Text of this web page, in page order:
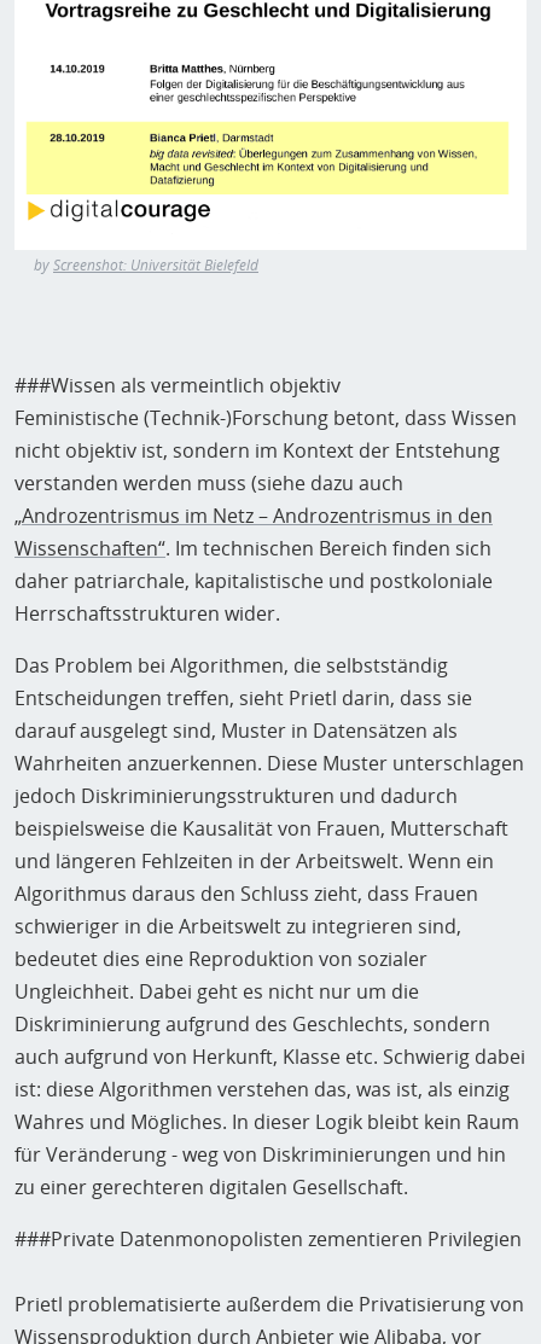
byScreenshot: Universität Bielefeld
###Wissen als vermeintlich objektiv
Feministische (Technik-)Forschung betont, dass Wissen
nicht objektiv ist, sondern im Kontext der Entstehung
verstanden werden muss (siehe dazu auch
„Androzentrismus im Netz – Androzentrismus in den
Wissenschaften“. Im technischen Bereich finden sich
daher patriarchale, kapitalistische und postkoloniale
Herrschaftsstrukturen wider. ­
Das Problem bei Algorithmen, die selbstständig
Entscheidungen treffen, sieht Prietl darin, dass sie
darauf ausgelegt sind, Muster in Datensätzen als
Wahrheiten anzuerkennen. Diese Muster unterschlagen
jedoch Diskriminierungsstrukturen und dadurch
beispielsweise die Kausalität von Frauen, Mutterschaft
und längeren Fehlzeiten in der Arbeitswelt. Wenn ein
Algorithmus daraus den Schluss zieht, dass Frauen
schwieriger in die Arbeitswelt zu integrieren sind,
bedeutet dies eine Reproduktion von sozialer
Ungleichheit. Dabei geht es nicht nur um die
Diskriminierung aufgrund des Geschlechts, sondern
auch aufgrund von Herkunft, Klasse etc. Schwierig dabei
ist: diese Algorithmen verstehen das, was ist, als einzig
Wahres und Mögliches. In dieser Logik bleibt kein Raum
für Veränderung - weg von Diskriminierungen und hin
zu einer gerechteren digitalen Gesellschaft.
###Private Datenmonopolisten zementieren Privilegien
Prietl problematisierte außerdem die Privatisierung von
Wissensproduktion durch Anbieter wie Alibaba, vor